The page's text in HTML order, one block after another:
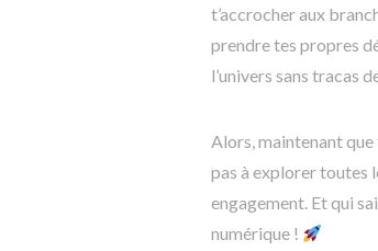
t’accrocher aux
prendre tes propres
l’univers sans tracas
Alors, maintenant
pas à explorer toutes
engagement. Et qui
numérique !